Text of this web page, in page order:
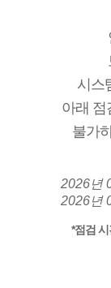
시스
아래 점
불가
2026년
2026년
*점검